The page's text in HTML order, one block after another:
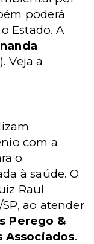
poderá
Estado. A
). Veja a
com a
o
à saúde. O
Raul
ao atender
Perego &
Associados.